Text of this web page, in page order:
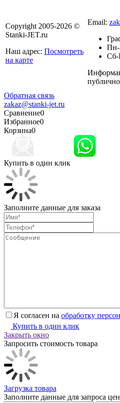
Copyright 2005-2026 ©
Stanki-JET.ru
Наш адрес: Посмотреть
на карте
Email:
Пн-
Сб-
Обратная связь
zakaz@stanki-jet.ru
Сравнение0
Избранное0
Корзина0
Купить в один клик
Заполните данные для заказа
Я согласен на обработку
Купить в один клик
Закрыть окно
Запросить стоимость товара
Загрузка товара
Заполните данные для запроса